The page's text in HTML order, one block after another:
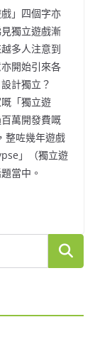
」四個字亦
獨立遊戲漸
多人注意到
開始引來各
計獨立？
「獨立遊
萬開發費嘅
整咗幾年遊戲
」（獨立遊
當中。